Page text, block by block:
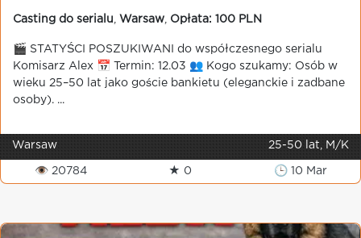
Casting do serialu Warsaw Opłata: 100 PLN
🎬 STATYŚCI POSZUKIWANI do współczesnego serialu
Komisarz Alex 📅 Termin: 12.03 👥 Kogo szukamy: Osób w
wieku 25–50 lat jako goście bankietu (eleganckie i zadbane
osoby). ...
Warsaw 25-50 lat, M/K
👁 20784 ★ 0 🕒 10 Mar